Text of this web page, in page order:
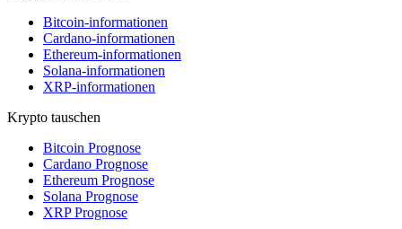
Bitcoin-informationen
Cardano-informationen
Ethereum-informationen
Solana-informationen
XRP-informationen
Krypto tauschen
Bitcoin Prognose
Cardano Prognose
Ethereum Prognose
Solana Prognose
XRP Prognose